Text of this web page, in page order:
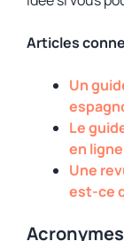
Articles
Un
Le
en
Une
est-ce